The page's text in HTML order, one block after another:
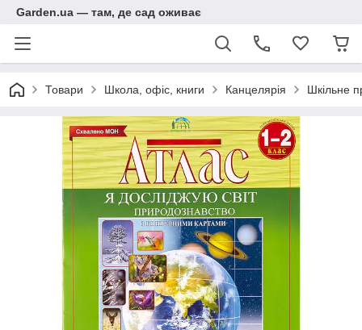
Garden.ua — там, де сад оживає
Товари Школа, офіс, книги Канцелярія Шкільне